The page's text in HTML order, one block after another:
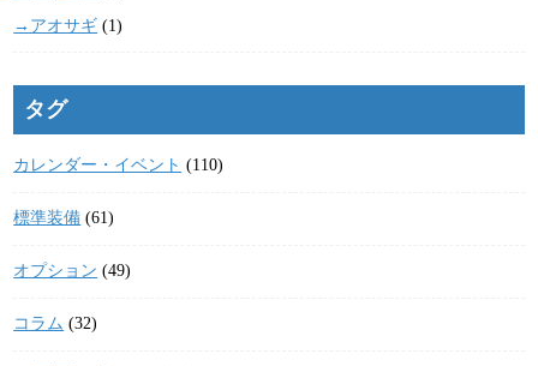
→アオサギ (1)
タグ
カレンダー・イベント (110)
標準装備 (61)
オプション (49)
コラム (32)